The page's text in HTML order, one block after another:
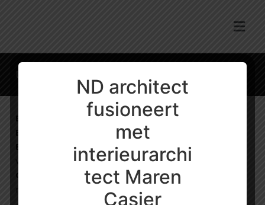
Uitbreiding eengezinswoning – Oudegem
Bouwjaar:
EPB score:
Bouwmethode:
stalen liggers als drager voor
verdieping, verdieping in houtskelet
Gebruikte materialen:geprofileerde metaalplaten,
ND architect
fusioneert
met
interieurarchi
tect Maren
Casier